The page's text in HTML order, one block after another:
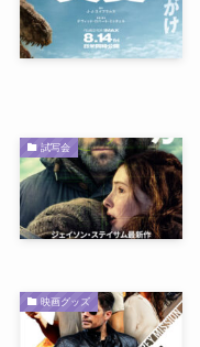
試写会
映画グッズ